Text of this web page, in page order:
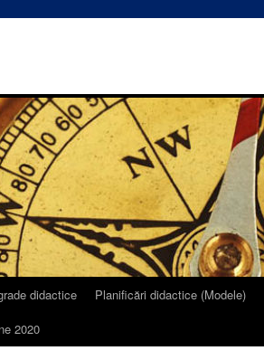
didactice Planificări didactice (Modele)
2020